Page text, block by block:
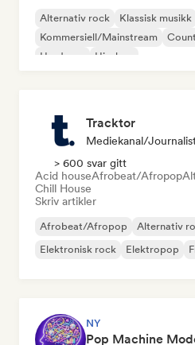
Alternativ rock
Klassisk musikk
Kommersiell/Mainstream
Hardcore
Hip-hop
Tracktor
Mediekanal/
> 600 svar gitt
Acid houseAfrobeat/Afropop
Chill House
Skriv artikler
Afrobeat/Afropop Alternativ
Elektronisk rock
Elektropop
NY